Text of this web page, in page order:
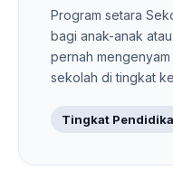
Program setara
bagi anak-anak
pernah
sekolah di tingkat
Tingkat